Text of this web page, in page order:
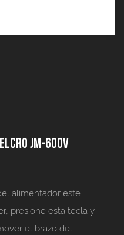
JM-600V
alimentador esté
presione esta tecla y
el brazo del